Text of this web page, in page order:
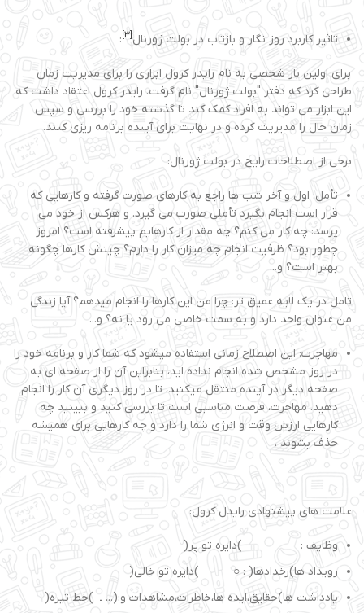
تاثیر کاربرد روز نگار و بازتاب در بولت ژورنال :
برای اولین بار شخصی به نام رایدر کرول ابزاری را برای مدیریت زمان
طراحی کرد که دفتر "بولت ژورنال" نام گرفت. رایدر کرول اعتقاد داشت که
این ابزار می تواند به افراد کمک کند تا گذشته خود را بررسی و سپس
زمان حال را مدیریت کرده و در نهایت برای آینده برنامه ریزی کنند.
برخی از اصطلاحات رایج در بولت ژورنال:
تأمل: اول و آخر شب ها راجع به کارهای صورت گرفته و کارهایی که
قرار است انجام بگیرد تأملی صورت می گیرد. و هرکس از خود می
پرسد: چه کار می کنم؟ چه مقدار از کارهایم پیشرفته است؟ امروز
چطور بود؟ ظرفیت انجام چه میزان کار را دارم؟ چینش کارها چگونه
بهتر است؟ و...
تامل در یک لایه عمیق تر: چرا من این کارها را انجام میدهم؟ آیا زندگی
من عنوان واحد دارد و به سمت خاصی می رود یا نه؟ و...
مهاجرت: این اصطلاح زمانی استفاده میشود که شما کار و برنامه خود را
در روز مشخص شده انجام نداده اید، بنابراین آن را از صفحه ای به
صفحه دیگر در آینده منتقل میکنید، تا در روز دیگری آن کار را انجام
دهید. مهاجرت، فرصت مناسبی است تا بررسی کنید و ببینید چه
کارهایی ارزش وقت و انرژی شما را دارد و چه کارهایی برای همیشه
حذف بشوند .
علامت های پیشنهادی رایدل کرول:
وظایف : )دایره تو پر(
رویداد ها)رخدادها( : ○ )دایره تو خالی(
یادداشت ها)حقایق،ایده ها،خاطرات،مشاهدات و:(... ـ )خط تیره(